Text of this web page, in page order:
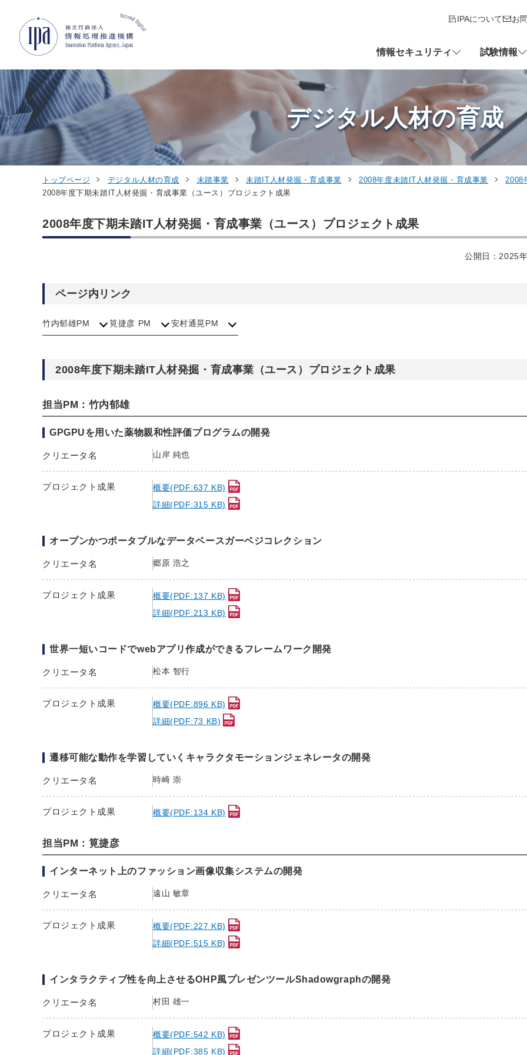
IPAについて
お
情報セキュリティ 試験情報
デジタル人材の育成
トップページ デジタル人材の育成 未踏事業 未踏IT人材発掘・育成事業 2008年度未踏IT人材発掘・育成事業
2008
2008年度下期未踏IT人材発掘・育成事業（ユース）プロジェクト成果
2008年度下期未踏IT人材発掘・育成事業（ユース）プロジェクト成果
公開日：2025
ページ内リンク
竹内郁雄PM 筧捷彦 PM 安村通晃PM
2008年度下期未踏IT人材発掘・育成事業（ユース）プロジェクト成果
担当PM：竹内郁雄
GPGPUを用いた薬物親和性評価プログラムの開発
クリエータ名 山岸 純也
プロジェクト成果
概要(PDF:637 KB)
詳細(PDF:315 KB)
オープンかつポータブルなデータベースガーベジコレクション
クリエータ名 郷原 浩之
プロジェクト成果
概要(PDF:137 KB)
詳細(PDF:213 KB)
世界一短いコードでwebアプリ作成ができるフレームワーク開発
クリエータ名 松本 智行
プロジェクト成果
概要(PDF:896 KB)
詳細(PDF:73 KB)
遷移可能な動作を学習していくキャラクタモーションジェネレータの開発
クリエータ名 時崎 崇
プロジェクト成果 概要(PDF:134 KB)
担当PM：筧捷彦
インターネット上のファッション画像収集システムの開発
クリエータ名 遠山 敏章
プロジェクト成果
概要(PDF:227 KB)
詳細(PDF:515 KB)
インタラクティブ性を向上させるOHP風プレゼンツールShadowgraphの開発
クリエータ名 村田 雄一
プロジェクト成果
概要(PDF:542 KB)
詳細(PDF:385 KB)